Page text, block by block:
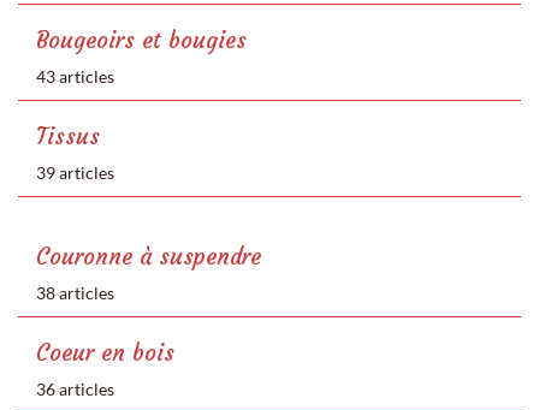
Bougeoirs et bougies
43 articles
Tissus
39 articles
Couronne à suspendre
38 articles
Coeur en bois
36 articles